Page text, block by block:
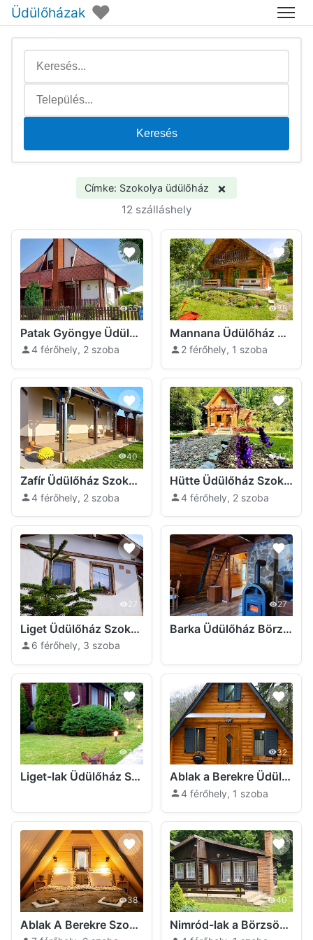
Üdülőházak ♥ Menü
Keresés
Címke: Szokolya üdülőház ×
12 szálláshely
55
Patak Gyöngye Üdülőház Szokolya
4 férőhely, 2 szoba
38
Mannana Üdülőház Szokolya
2 férőhely, 1 szoba
40
Zafír Üdülőház Szokolya
4 férőhely, 2 szoba
47
Hütte Üdülőház Szokolya
4 férőhely, 2 szoba
27
Liget Üdülőház Szokolya
6 férőhely, 3 szoba
27
Barka Üdülőház Börzsöny Szokolya
35
Liget-lak Üdülőház Szokolya
32
Ablak a Berekre Üdülőház Kismaros- Szokolya
4 férőhely, 1 szoba
38
Ablak A Berekre Szokolya
40
Nimród-lak a Börzsönyben Szokolya